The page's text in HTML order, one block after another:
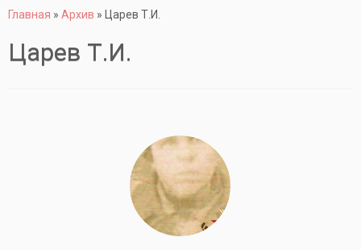
Главная » Архив » Царев Т.И.
Царев Т.И.